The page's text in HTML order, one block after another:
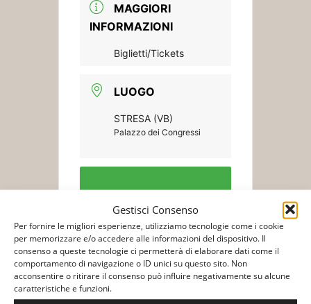
Gestisci Consenso
Per fornire le migliori esperienze, utilizziamo tecnologie come i cookie
per memorizzare e/o accedere alle informazioni del dispositivo. Il
consenso a queste tecnologie ci permetterà di elaborare dati come il
comportamento di navigazione o ID unici su questo sito. Non
acconsentire o ritirare il consenso può influire negativamente su alcune
caratteristiche e funzioni.
MAGGIORI
INFORMAZIONI
Biglietti/Tickets
LUOGO
STRESA (VB)
Palazzo dei Congressi
Biglietti/Tickets
+ Aggiungi a Google Calendar